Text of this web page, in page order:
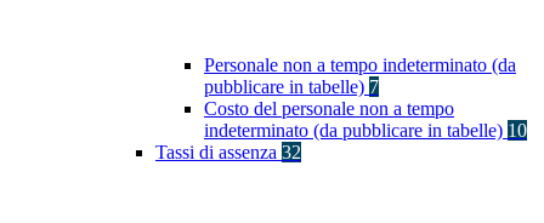
Personale non a tempo indeterminato (da
pubblicare in tabelle) 7
Costo del personale non a tempo
indeterminato (da pubblicare in tabelle) 10
Tassi di assenza 32